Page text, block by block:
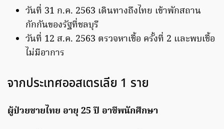
วันที่ 31 ก.ค. 2563 เดินทางถึงไทย เข้าพักสถาน
กักกันของรัฐที่ชลบุรี
วันที่ 12 ส.ค. 2563 ตรวจหาเชื้อ ครั้งที่ 2 และพบเชื้อ
ไม่มีอาการ
จากประเทศออสเตรเลีย 1 ราย
ผู้ป่วยชายไทย อายุ 25 ปี อาชีพนักศึกษา